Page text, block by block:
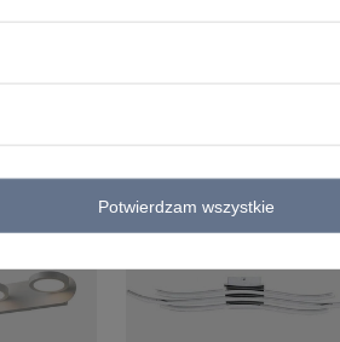
Potwierdzam wszystkie